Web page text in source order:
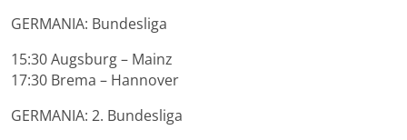
GERMANIA: Bundesliga
15:30 Augsburg – Mainz
17:30 Brema – Hannover
GERMANIA: 2. Bundesliga